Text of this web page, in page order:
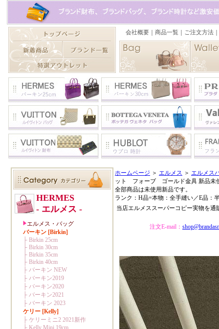
ホームページ ＞ エルメス ＞ エルメス
ット フォーブ ゴールド金具 新品未
全部商品は未使用新品です。
ランク：H品=本物：全手縫い／E品：
当店エルメススーパーコピー実物を
注文E-mail：